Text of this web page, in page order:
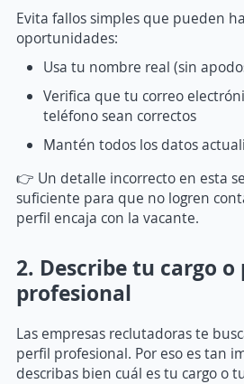
Evita fallos simples que pueden
oportunidades:
Usa tu nombre real (sin
Verifica que tu correo
teléfono sean correctos
Mantén todos los datos
👉 Un detalle incorrecto en esta
suficiente para que no logren
perfil encaja con la vacante.
2. Describe tu cargo
profesional
Las empresas reclutadoras te
perfil profesional. Por eso es tan
describas bien cuál es tu cargo o